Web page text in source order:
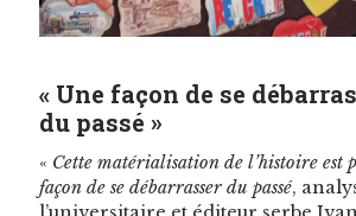
« Une façon de se
du passé »
« Cette matéri­al­i­sa­tion de l’histoire est
façon de se débar­rass­er du passé,